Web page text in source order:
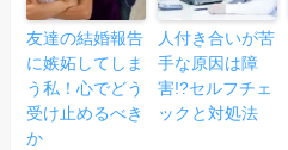
友達の結婚報告
に嫉妬してしま
う私！心でどう
受け止めるべき
か
人付き合いが苦
手な原因は障
害!?セルフチェ
ックと対処法